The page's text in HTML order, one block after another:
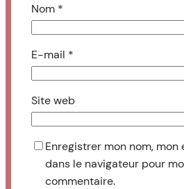
Nom *
E-mail *
Site web
Enregistrer mon nom,
dans le navigateur pour
commentaire.